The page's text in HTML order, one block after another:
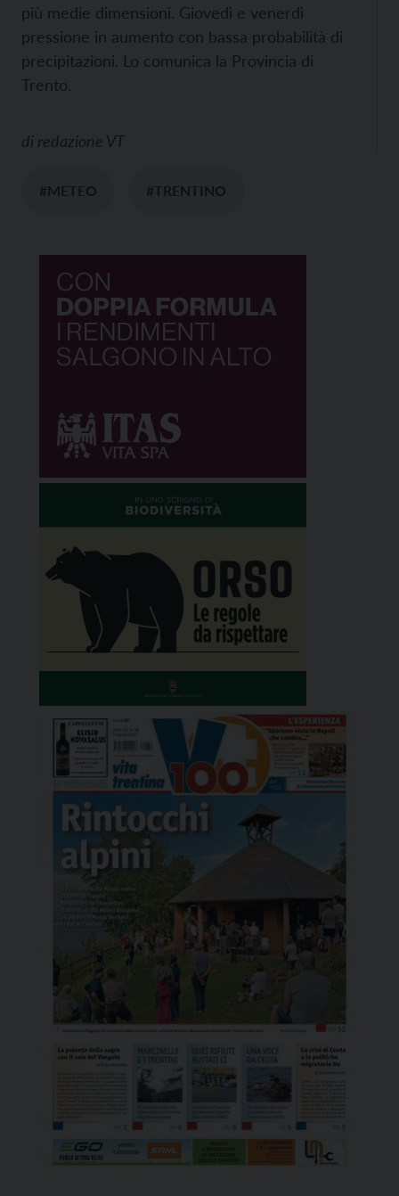
più medie dimensioni. Giovedì e venerdì
pressione in aumento con bassa probabilità di
precipitazioni. Lo comunica la Provincia di
Trento.
di redazione VT
#METEO #TRENTINO